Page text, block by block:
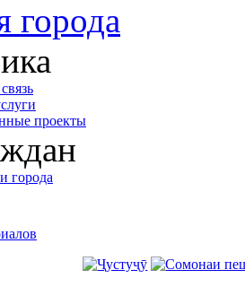
города
проекты
города